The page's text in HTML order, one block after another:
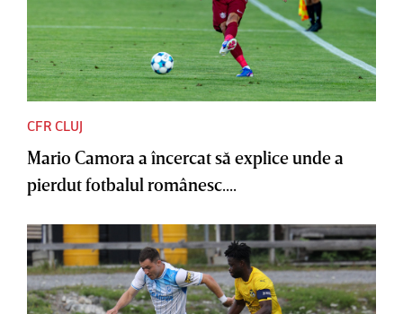
CFR CLUJ
Mario Camora a încercat să explice unde a
pierdut fotbalul românesc....